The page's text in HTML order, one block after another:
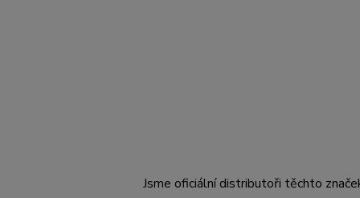
Jsme oficiální distributoři těchto